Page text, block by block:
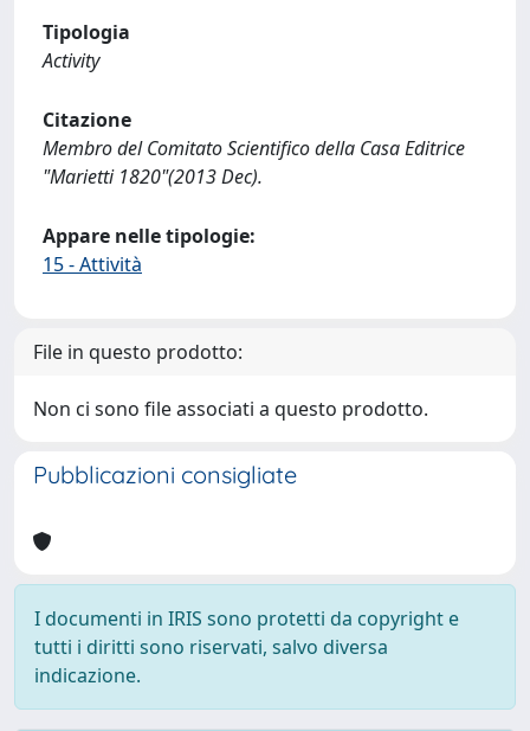
Tipologia
Activity
Citazione
Membro del Comitato Scientifico della Casa Editrice
"Marietti 1820"(2013 Dec).
Appare nelle tipologie:
15 - Attività
File in questo prodotto:
Non ci sono file associati a questo prodotto.
Pubblicazioni consigliate
I documenti in IRIS sono protetti da copyright e
tutti i diritti sono riservati, salvo diversa
indicazione.